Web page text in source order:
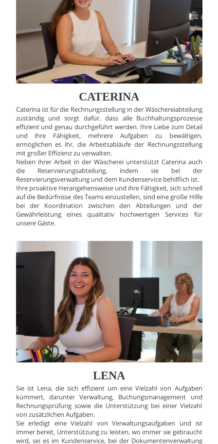
CATERINA
Caterina ist für die Rechnungsstellung in der Wäschereiabteilung
zuständig und sorgt dafür, dass alle Buchhaltungsprozesse
effizient und genau durchgeführt werden. Ihre Liebe zum Detail
und ihre Fähigkeit, mehrere Aufgaben zu bewältigen,
ermöglichen es ihr, die Arbeitsabläufe der Rechnungsstellung
mit großer Effizienz zu verwalten.
Neben ihrer Arbeit in der Wäscherei unterstützt Caterina auch
die Reservierungsabteilung, indem sie bei der
Reservierungsverwaltung und dem Kundenservice behilflich ist.
Ihre proaktive Herangehensweise und ihre Fähigkeit, sich schnell
auf die Bedürfnisse des Teams einzustellen, sind eine große Hilfe
bei der Koordination zwischen den Abteilungen und der
Gewährleistung eines qualitativ hochwertigen Services für
unsere Gäste.
LENA
Sie ist Lena, die sich effizient um eine Vielzahl von Aufgaben
kümmert, darunter Verwaltung, Buchungsmanagement und
Rechnungsprüfung sowie die Unterstützung bei einer Vielzahl
von zusätzlichen Aufgaben.
Sie erledigt eine Vielzahl von Verwaltungsaufgaben und ist
immer bereit, Unterstützung zu leisten, wo immer sie gebraucht
wird, sei es im Kundenservice, bei der Dokumentenverwaltung